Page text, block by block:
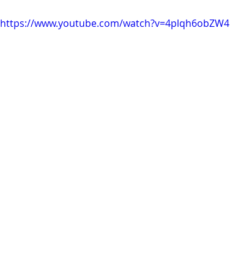
https://www.youtube.com/watch?v=4plqh6obZW4